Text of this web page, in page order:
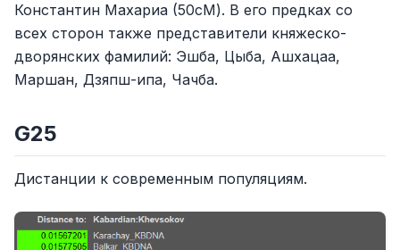
Константин Махариа (50cM). В его предках со
всех сторон также представители княжеско-
дворянских фамилий: Эшба, Цыба, Ашхацаа,
Маршан, Дзяпш-ипа, Чачба.
G25
Дистанции к современным популяциям.